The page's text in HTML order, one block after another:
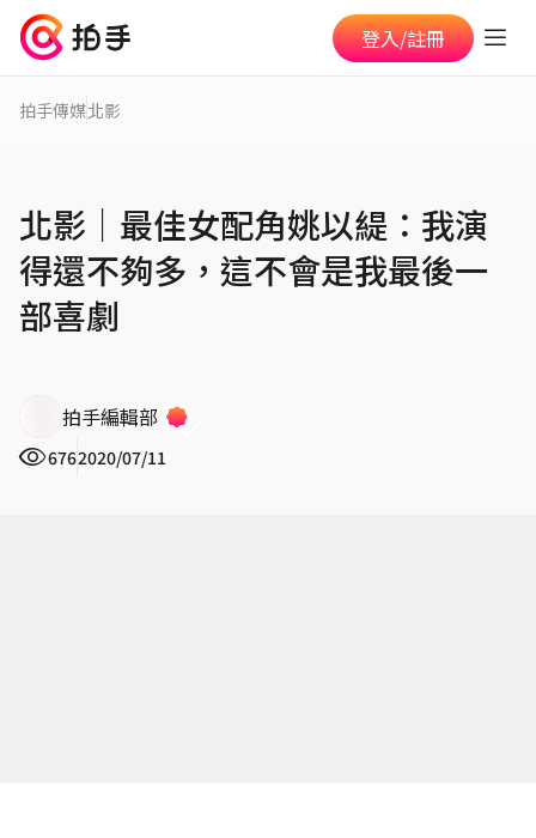
登入/註冊
拍手傳媒北影
北影│最佳女配角姚以緹：我演
得還不夠多，這不會是我最後一
部喜劇
拍手編輯部
6762020/07/11